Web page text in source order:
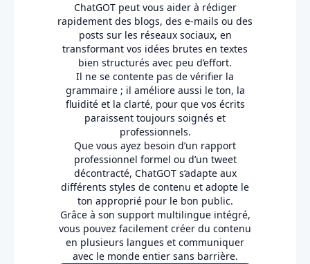
ChatGOT peut vous aider à rédiger
rapidement des blogs, des e-mails ou des
posts sur les réseaux sociaux, en
transformant vos idées brutes en textes
bien structurés avec peu d’effort.
Il ne se contente pas de vérifier la
grammaire ; il améliore aussi le ton, la
fluidité et la clarté, pour que vos écrits
paraissent toujours soignés et
professionnels.
Que vous ayez besoin d’un rapport
professionnel formel ou d’un tweet
décontracté, ChatGOT s’adapte aux
différents styles de contenu et adopte le
ton approprié pour le bon public.
Grâce à son support multilingue intégré,
vous pouvez facilement créer du contenu
en plusieurs langues et communiquer
avec le monde entier sans barrière.